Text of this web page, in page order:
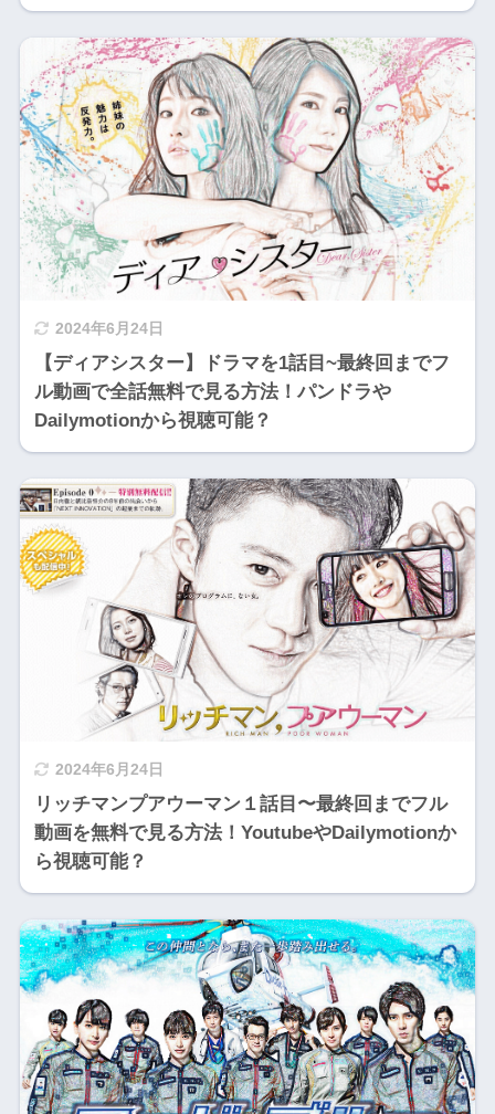
2024年6月24日
【ディアシスター】ドラマを1話目~最終回までフ
ル動画で全話無料で見る方法！パンドラや
Dailymotionから視聴可能？
2024年6月24日
リッチマンプアウーマン１話目〜最終回までフル
動画を無料で見る方法！YoutubeやDailymotionか
ら視聴可能？